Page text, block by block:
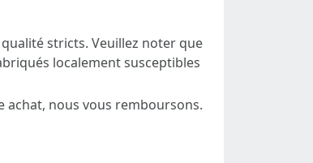
stricts. Veuillez noter que
localement susceptibles
achat, nous vous remboursons.